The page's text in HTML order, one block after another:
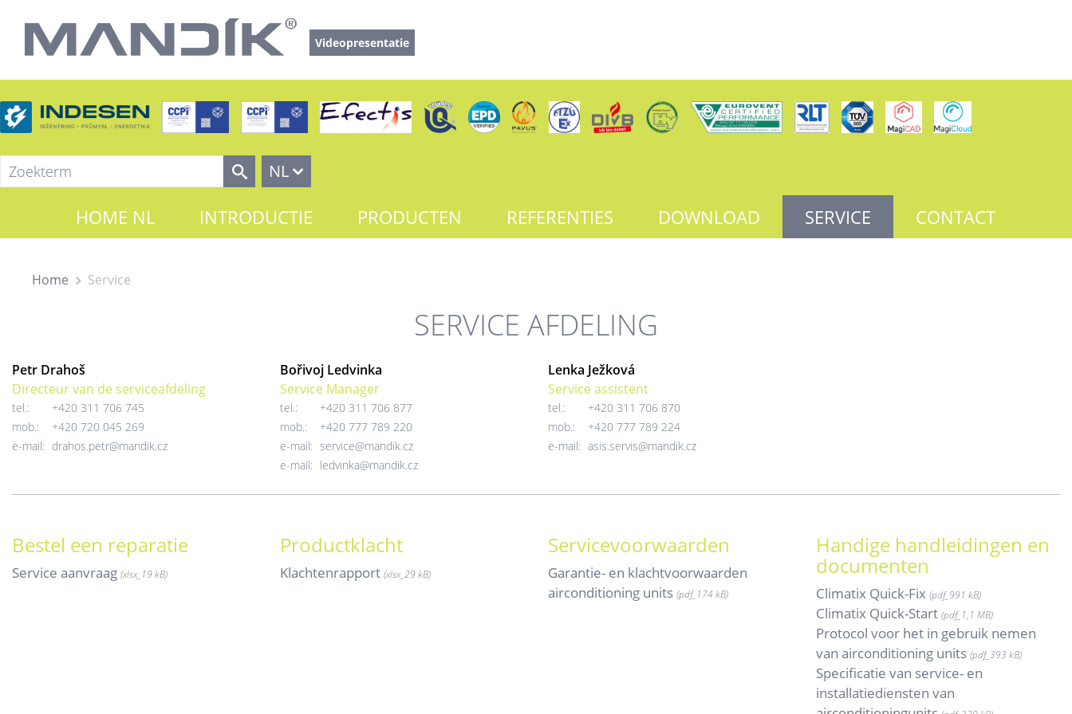
Videopresentatie
NL
HOME NL INTRODUCTIE PRODUCTEN REFERENTIES DOWNLOAD SERVICE CONTACT
Home Service
SERVICE AFDELING
Petr Drahoš
Directeur van de serviceafdeling
tel.:
+420 311 706 745
mob.:
+420 720 045 269
e-mail: drahos.petr@mandik.cz
Bořivoj Ledvinka
Service Manager
tel.:
+420 311 706 877
mob.:
+420 777 789 220
e-mail: service@mandik.cz
e-mail: ledvinka@mandik.cz
Lenka Ježková
Service assistent
tel.:
+420 311 706 870
mob.:
+420 777 789 224
e-mail: asis.servis@mandik.cz
Bestel een reparatie
Service aanvraag (xlsx_ 19 kB)
Productklacht
Klachtenrapport (xlsx_ 29 kB)
Servicevoorwaarden
Garantie- en klachtvoorwaarden
airconditioning units (pdf_ 174 kB)
Handige handleidingen en
documenten
Climatix Quick-Fix (pdf_991 kB)
Climatix Quick-Start (pdf_ 1,1 MB)
Protocol voor het in gebruik nemen
van airconditioning units (pdf_ 393 kB)
Specificatie van service- en
installatiediensten van